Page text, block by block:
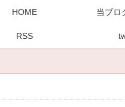
HOME 当ブロ
RSS